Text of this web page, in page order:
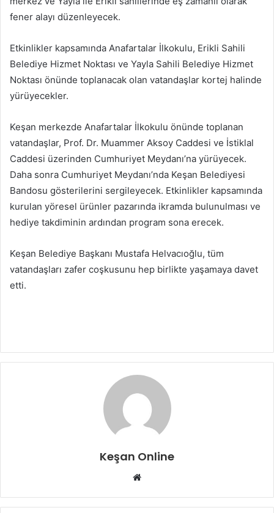
fener alayı düzenleyecek.
Etkinlikler kapsamında Anafartalar İlkokulu, Erikli Sahili
Belediye Hizmet Noktası ve Yayla Sahili Belediye Hizmet
Noktası önünde toplanacak olan vatandaşlar kortej halinde
yürüyecekler.
Keşan merkezde Anafartalar İlkokulu önünde toplanan
vatandaşlar, Prof. Dr. Muammer Aksoy Caddesi ve İstiklal
Caddesi üzerinden Cumhuriyet Meydanı’na yürüyecek.
Daha sonra Cumhuriyet Meydanı’nda Keşan Belediyesi
Bandosu gösterilerini sergileyecek. Etkinlikler kapsamında
kurulan yöresel ürünler pazarında ikramda bulunulması ve
hediye takdiminin ardından program sona erecek.
Keşan Belediye Başkanı Mustafa Helvacıoğlu, tüm
vatandaşları zafer coşkusunu hep birlikte yaşamaya davet
etti.
Keşan Online
Web